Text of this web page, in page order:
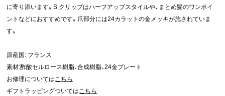
に寄り添います。S クリップはハーフアップスタイルや、まとめ髪のワンポイ
ントなどにおすすめです。爪部分には24カラットの金メッキが施されていま
す。
原産国: フランス
素材:酢酸セルロース樹脂、合成樹脂、24金プレート
お修理についてはこちら
ギフトラッピングついてはこちら